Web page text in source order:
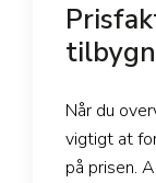
Når du
vigtigt at
på prisen.